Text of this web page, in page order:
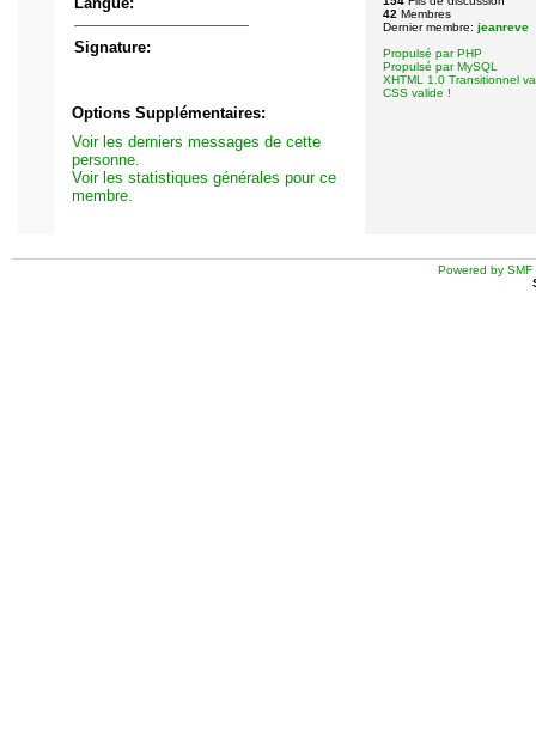
Signature:
Options Supplémentaires:
Voir les derniers messages de cette
personne.
Voir les statistiques générales pour ce
membre.
42 Membres
Dernier membre: jeanreve
Propulsé par PHP
Propulsé par MySQL
XHTML 1.0 Transitionnel
CSS valide !
Powered by SMF